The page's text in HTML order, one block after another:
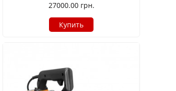
27000.00 грн.
Купить